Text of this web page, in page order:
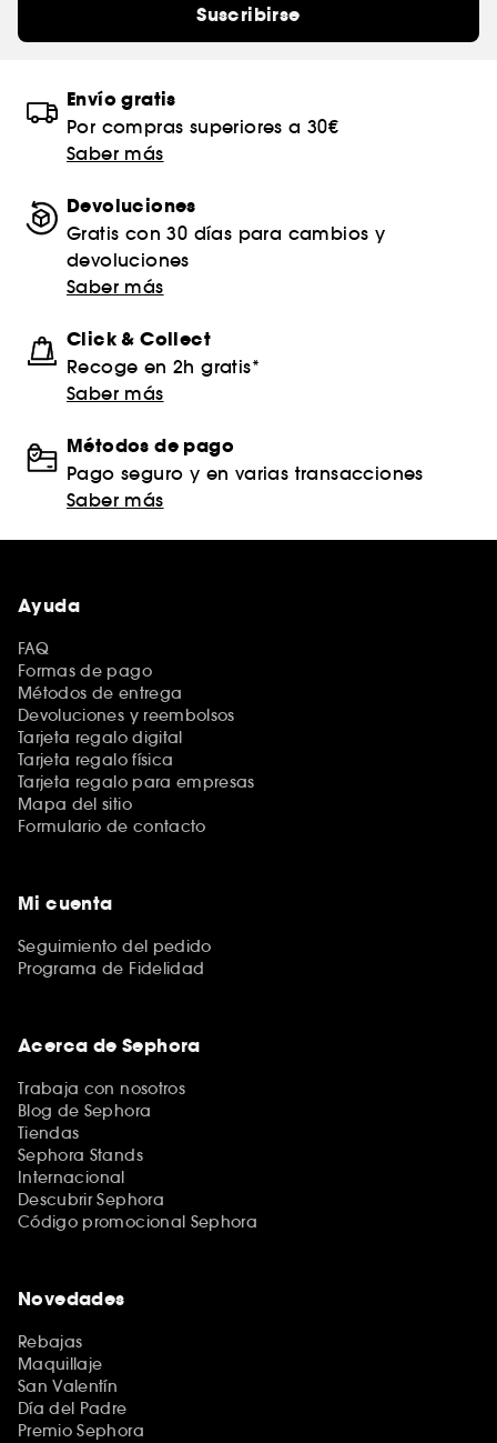
Suscribirse
Envío gratis
Por compras superiores a 30€
Saber más
Devoluciones
Gratis con 30 días para cambios y
devoluciones
Saber más
Click & Collect
Recoge en 2h gratis*
Saber más
Métodos de pago
Pago seguro y en varias transacciones
Saber más
Ayuda
FAQ
Formas de pago
Métodos de entrega
Devoluciones y reembolsos
Tarjeta regalo digital
Tarjeta regalo física
Tarjeta regalo para empresas
Mapa del sitio
Formulario de contacto
Mi cuenta
Seguimiento del pedido
Programa de Fidelidad
Acerca de Sephora
Trabaja con nosotros
Blog de Sephora
Tiendas
Sephora Stands
Internacional
Descubrir Sephora
Código promocional Sephora
Novedades
Rebajas
Maquillaje
San Valentín
Día del Padre
Premio Sephora